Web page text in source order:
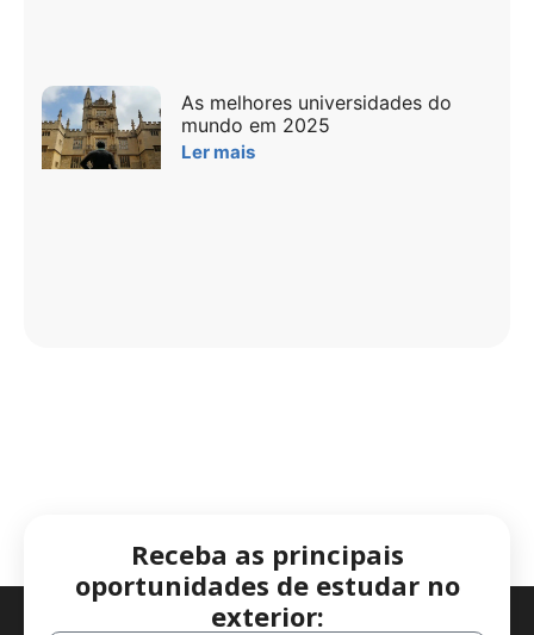
As melhores universidades do
mundo em 2025
Ler mais
Receba as principais
oportunidades de estudar no
exterior: